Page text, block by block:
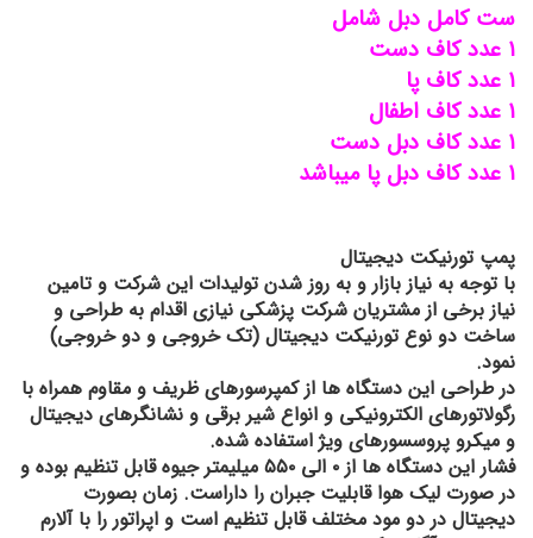
ست کامل دبل شامل
۱ عدد کاف دست
۱ عدد کاف پا
١ عدد کاف اطفال
١ عدد کاف دبل دست
١ عدد کاف دبل پا میباشد
پمپ تورنیکت دیجیتال
با توجه به نیاز بازار و به روز شدن تولیدات این شرکت و تامین
نیاز برخی از مشتریان شرکت پزشکی نیازی اقدام به طراحی و
ساخت دو نوع تورنیکت دیجیتال (تک خروجی و دو خروجی)
نمود.
در طراحی این دستگاه ها از کمپرسورهای ظریف و مقاوم همراه با
رگولاتورهای الکترونیکی و انواع شیر برقی و نشانگرهای دیجیتال
و میکرو پروسسورهای ویژ استفاده شده.
فشار این دستگاه ها از ٠ الی ٥٥٠ میلیمتر جیوه قابل تنظیم بوده و
در صورت لیک هوا قابلیت جبران را داراست. زمان بصورت
دیجیتال در دو مود مختلف قابل تنظیم است و اپراتور را با آلارم